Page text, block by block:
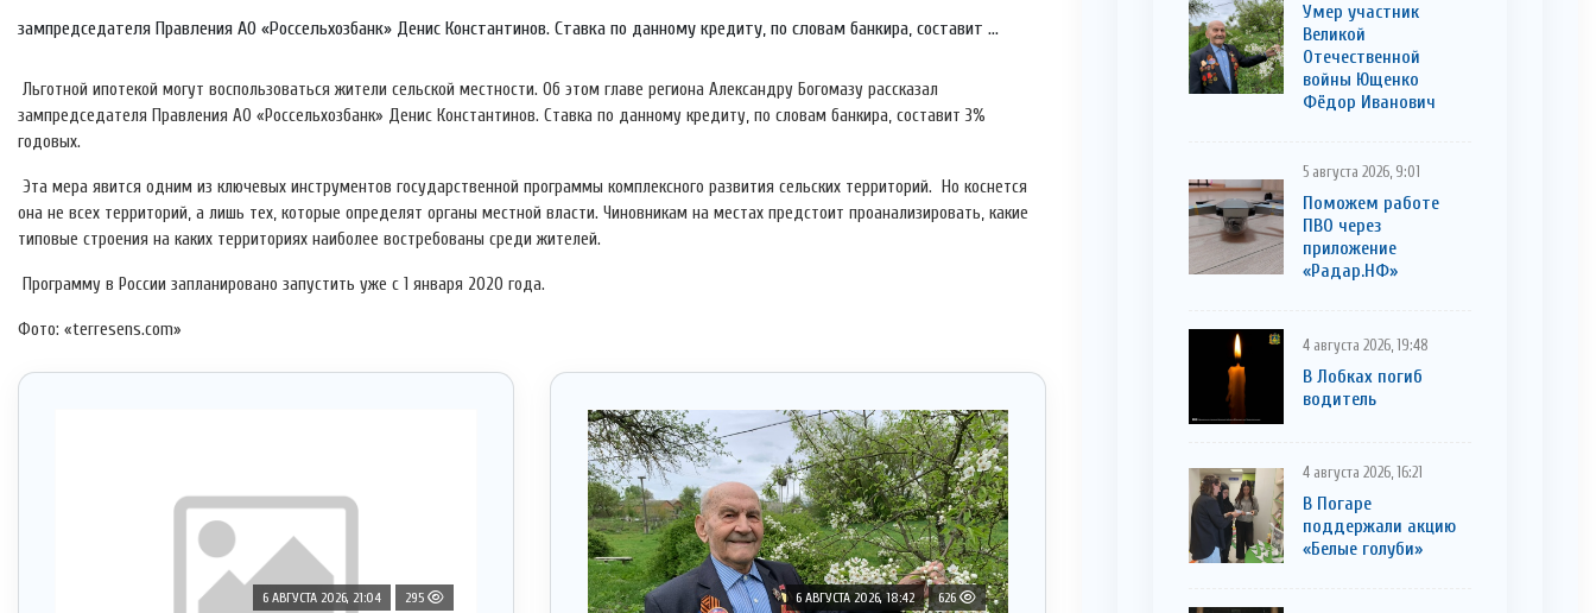
зампредседателя Правления АО «Россельхозбанк» Денис Константинов. Ставка по данному кредиту, по словам банкира, составит ...
Льготной ипотекой могут воспользоваться жители сельской местности. Об этом главе региона Александру Богомазу рассказал
зампредседателя Правления АО «Россельхозбанк» Денис Константинов. Ставка по данному кредиту, по словам банкира, составит 3%
годовых.
Эта мера явится одним из ключевых инструментов государственной программы комплексного развития сельских территорий. Но коснется
она не всех территорий, а лишь тех, которые определят органы местной власти. Чиновникам на местах предстоит проанализировать, какие
типовые строения на каких территориях наиболее востребованы среди жителей.
Программу в России запланировано запустить уже с 1 января 2020 года.
Фото: «terresens.com»
6 АВГУСТА 2026, 21:04 295 6 АВГУСТА 2026, 18:42 626
Умер участник
Великой
Отечественной
войны Ющенко
Фёдор Иванович
5 августа 2026, 9:01
Поможем работе
ПВО через
приложение
«Радар.НФ»
4 августа 2026, 19:48
В Лобках погиб
водитель
4 августа 2026, 16:21
В Погаре
поддержали акцию
«Белые голуби»